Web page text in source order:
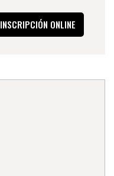
INSCRIPCIÓN ONLINE